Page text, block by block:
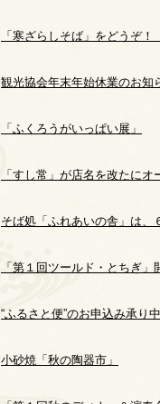
「寒ざらしそば」をどうぞ！
観光協会年末年始休業のお知
「ふくろうがいっぱい展」
「すし常」が店名を改たにオ
そば処「ふれあいの舎」は、
「第１回ツールド・とちぎ」
“ふるさと便”のお申込み承り
小砂焼「秋の陶器市」